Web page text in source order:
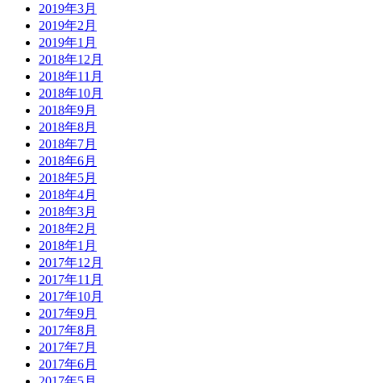
2019年3月
2019年2月
2019年1月
2018年12月
2018年11月
2018年10月
2018年9月
2018年8月
2018年7月
2018年6月
2018年5月
2018年4月
2018年3月
2018年2月
2018年1月
2017年12月
2017年11月
2017年10月
2017年9月
2017年8月
2017年7月
2017年6月